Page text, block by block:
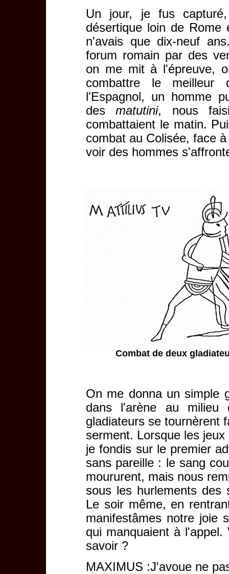
Un jour, je fus
désertique loin de
n'avais que dix-neuf
forum romain par des
on me mit à l'épreuve,
combattre le meilleur
l'Espagnol, un homme
desmatutini, nous
combattaient le matin.
combat au Colisée, face
voir des hommes
Combat de deux
On me donna un simple
dans l'arène au milieu
gladiateurs se tournèrent
serment. Lorsque les
je fondis sur le premier
sans pareille : le sang
moururent, mais nous
sous les hurlements des
Le soir même, en
manifestâmes notre joie
qui manquaient à
savoir ?
MAXIMUS :J'avoue ne